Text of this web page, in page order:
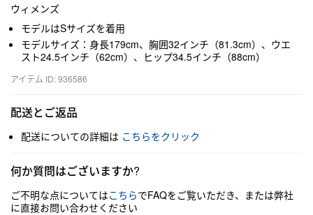
ウィメンズ
モデルはSサイズを着用
モデルサイズ：身長179cm、胸囲32インチ（81.3cm）、ウエ
スト24.5インチ（62cm）、ヒップ34.5インチ（88cm）
アイテム ID: 936586
配送とご返品
配送についての詳細は こちらをクリック
何か質問はございますか?
ご不明な点についてはこちらでFAQをご覧いただき、または弊社
に直接お問い合わせください